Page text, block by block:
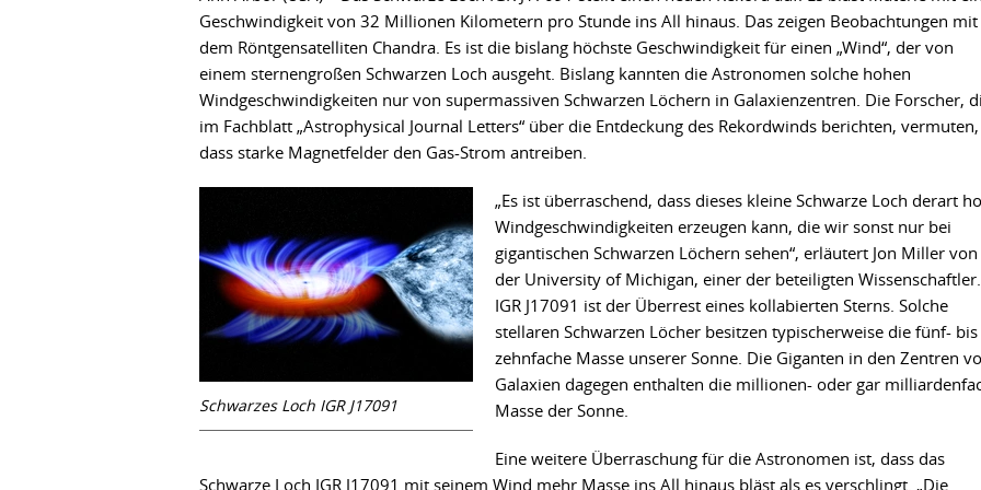
Geschwindigkeit von 32 Millionen Kilometern pro Stunde ins All hinaus. Das zeigen Beobachtungen mit
dem Röntgensatelliten Chandra. Es ist die bislang höchste Geschwindigkeit für einen „Wind“, der von
einem sternengroßen Schwarzen Loch ausgeht. Bislang kannten die Astronomen solche hohen
Windgeschwindigkeiten nur von supermassiven Schwarzen Löchern in Galaxienzentren. Die Forscher,
im Fachblatt „Astrophysical Journal Letters“ über die Entdeckung des Rekordwinds berichten, vermuten,
dass starke Magnetfelder den Gas-Strom antreiben.
Schwarzes Loch IGR J17091
„Es ist überraschend, dass dieses kleine Schwarze Loch derart
Windgeschwindigkeiten erzeugen kann, die wir sonst nur bei
gigantischen Schwarzen Löchern sehen“, erläutert Jon Miller von
der University of Michigan, einer der beteiligten Wissenschaftler.
IGR J17091 ist der Überrest eines kollabierten Sterns. Solche
stellaren Schwarzen Löcher besitzen typischerweise die fünf- bis
zehnfache Masse unserer Sonne. Die Giganten in den Zentren
Galaxien dagegen enthalten die millionen- oder gar
Masse der Sonne.
Eine weitere Überraschung für die Astronomen ist, dass das
Schwarze Loch IGR J17091 mit seinem Wind mehr Masse ins All hinaus bläst als es verschlingt. „Die